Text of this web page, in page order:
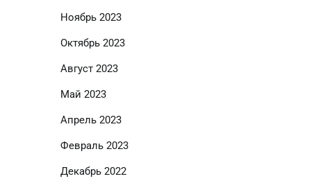
Ноябрь 2023
Октябрь 2023
Август 2023
Май 2023
Апрель 2023
Февраль 2023
Декабрь 2022